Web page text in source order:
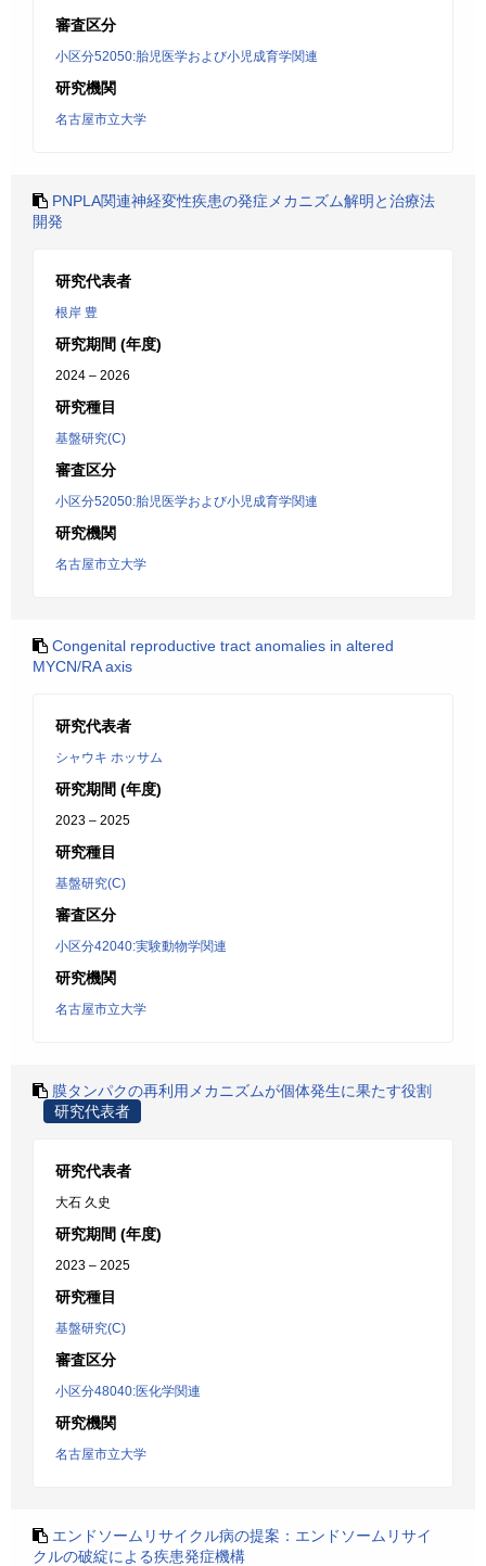
審査区分
小区分52050:胎児医学および小児成育学関連
研究機関
名古屋市立大学
PNPLA関連神経変性疾患の発症メカニズム解明と治療法
開発
研究代表者
根岸 豊
研究期間 (年度)
2024 – 2026
研究種目
基盤研究(C)
審査区分
小区分52050:胎児医学および小児成育学関連
研究機関
名古屋市立大学
Congenital reproductive tract anomalies in altered
MYCN/RA axis
研究代表者
シャウキ ホッサム
研究期間 (年度)
2023 – 2025
研究種目
基盤研究(C)
審査区分
小区分42040:実験動物学関連
研究機関
名古屋市立大学
膜タンパクの再利用メカニズムが個体発生に果たす役割
研究代表者
研究代表者
大石 久史
研究期間 (年度)
2023 – 2025
研究種目
基盤研究(C)
審査区分
小区分48040:医化学関連
研究機関
名古屋市立大学
エンドソームリサイクル病の提案：エンドソームリサイ
クルの破綻による疾患発症機構